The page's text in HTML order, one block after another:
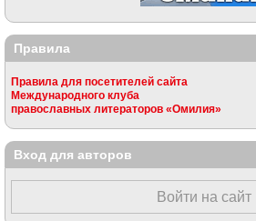
Правила
Правила для посетителей сайта
Международного клуба
православных литераторов «Омилия»
Вход для авторов
Войти на сайт